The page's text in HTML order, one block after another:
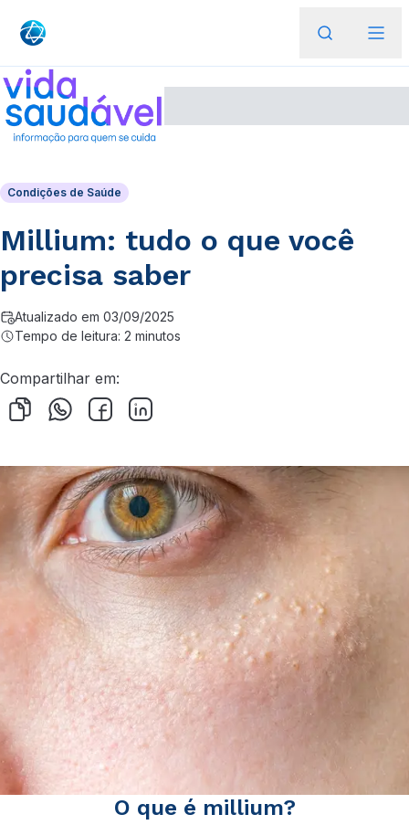
Condições de Saúde
Millium: tudo o que você
precisa saber
Atualizado em 03/09/2025
Tempo de leitura: 2 minutos
Compartilhar em:
O que é millium?